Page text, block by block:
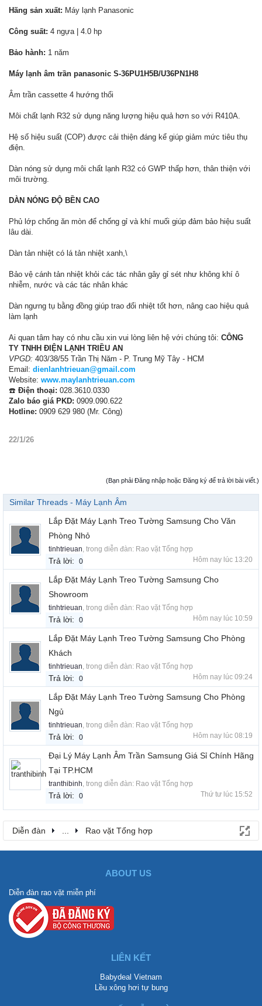
Hãng sản xuất: Máy lạnh Panasonic
Công suất: 4 ngựa | 4.0 hp
Bảo hành: 1 năm
Máy lạnh âm trần panasonic S-36PU1H5B/U36PN1H8
Âm trần cassette 4 hướng thổi
Môi chất lạnh R32 sử dụng năng lượng hiệu quả hơn so với R410A.
Hệ số hiệu suất (COP) được cải thiện đáng kể giúp giảm mức tiêu thụ
điện.
Dàn nóng sử dụng môi chất lạnh R32 có GWP thấp hơn, thân thiện với
môi trường.
DÀN NÓNG ĐỘ BỀN CAO
Phủ lớp chống ăn mòn để chống gỉ và khí muối giúp đảm bảo hiệu suất
lâu dài.
Dàn tản nhiệt có lá tản nhiệt xanh,\
Bảo vệ cánh tản nhiệt khỏi các tác nhân gây gỉ sét như không khí ô
nhiễm, nước và các tác nhân khác
Dàn ngưng tụ bằng đồng giúp trao đổi nhiệt tốt hơn, nâng cao hiệu quả
làm lạnh
Ai quan tâm hay có nhu cầu xin vui lòng liên hệ với chúng tôi: CÔNG
TY TNHH ĐIỆN LẠNH TRIỀU AN
VPGD: 403/38/55 Trần Thị Năm - P. Trung Mỹ Tây - HCM
Email: dienlanhtrieuan@gmail.com
Website: www.maylanhtrieuan.com
☎️ Điện thoại: 028.3610.0330
Zalo báo giá PKD: 0909.090.622
Hotline: 0909 629 980 (Mr. Công)
22/1/26
(Bạn phải Đăng nhập hoặc Đăng ký để trả lời bài viết.)
Similar Threads - Máy Lạnh Âm
Lắp Đặt Máy Lạnh Treo Tường Samsung Cho Văn
Phòng Nhỏ
tinhtrieuan, trong diễn đàn: Rao vặt Tổng hợp
Trả lời: 0 Hôm nay lúc 13:20
Lắp Đặt Máy Lạnh Treo Tường Samsung Cho
Showroom
tinhtrieuan, trong diễn đàn: Rao vặt Tổng hợp
Trả lời: 0 Hôm nay lúc 10:59
Lắp Đặt Máy Lạnh Treo Tường Samsung Cho Phòng
Khách
tinhtrieuan, trong diễn đàn: Rao vặt Tổng hợp
Trả lời: 0 Hôm nay lúc 09:24
Lắp Đặt Máy Lạnh Treo Tường Samsung Cho Phòng
Ngủ
tinhtrieuan, trong diễn đàn: Rao vặt Tổng hợp
Trả lời: 0 Hôm nay lúc 08:19
Đại Lý Máy Lạnh Âm Trần Samsung Giá Sỉ Chính Hãng
Tại TP.HCM
tranthibinh, trong diễn đàn: Rao vặt Tổng hợp
Trả lời: 0 Thứ tư lúc 15:52
Diễn đàn ... Rao vặt Tổng hợp
ABOUT US
Diễn đàn rao vặt miễn phí
LIÊN KẾT
Babydeal Vietnam
Lều xông hơi tự bung